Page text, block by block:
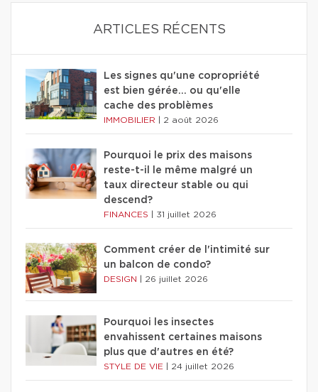
ARTICLES RÉCENTS
Les signes qu'une copropriété
est bien gérée… ou qu'elle
cache des problèmes
IMMOBILIER 2 août 2026
Pourquoi le prix des maisons
reste-t-il le même malgré un
taux directeur stable ou qui
descend?
FINANCES 31 juillet 2026
Comment créer de l'intimité sur
un balcon de condo?
DESIGN 26 juillet 2026
Pourquoi les insectes
envahissent certaines maisons
plus que d'autres en été?
STYLE DE VIE 24 juillet 2026